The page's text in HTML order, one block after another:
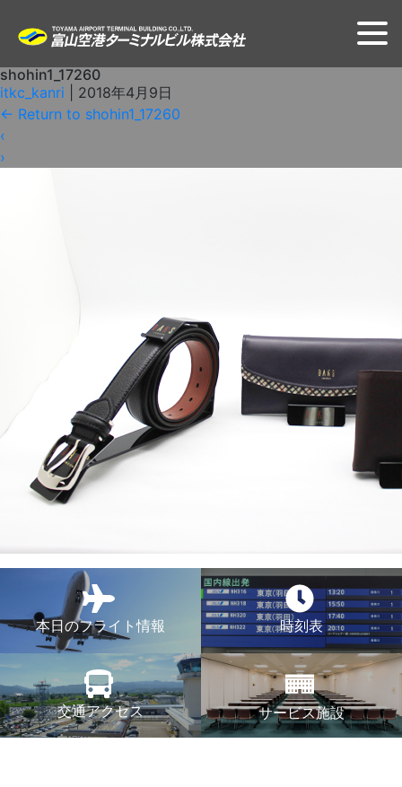
shohin1_17260
itkc_kanri
2018年4月9日
← Return to shohin1_17260
‹
›
本日のフライト情報 時刻表
交通アクセス サービス施設